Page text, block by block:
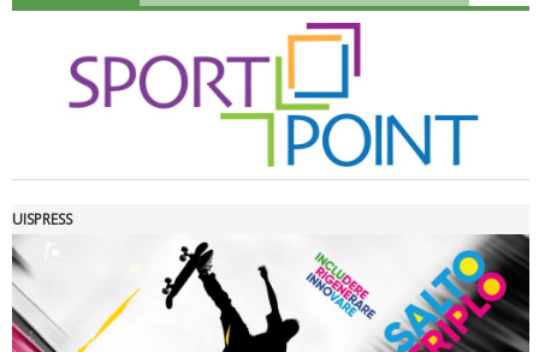
Luglio 2026: "Pensando con i piedi, si possono fare le
rivoluzioni"
UISPRESS